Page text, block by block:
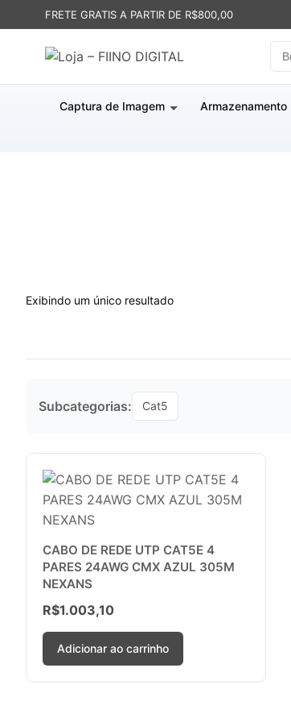
FRETE GRATIS A PARTIR DE R$800,00
Captura de Imagem Armazenamento
Exibindo um único resultado
Subcategorias: Cat5
CABO DE REDE UTP CAT5E 4
PARES 24AWG CMX AZUL 305M
NEXANS
R$1.003,10
Adicionar ao carrinho